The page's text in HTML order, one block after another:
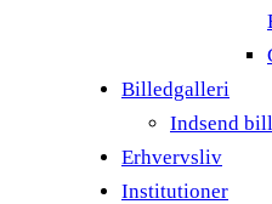
Billedgalleri
Indsend
Erhvervsliv
Institutioner